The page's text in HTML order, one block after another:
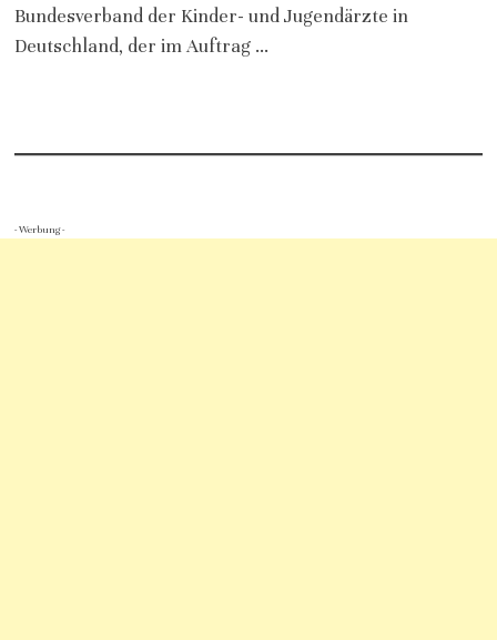
Bundesverband der Kinder- und Jugendärzte in
Deutschland, der im Auftrag …
- Werbung -